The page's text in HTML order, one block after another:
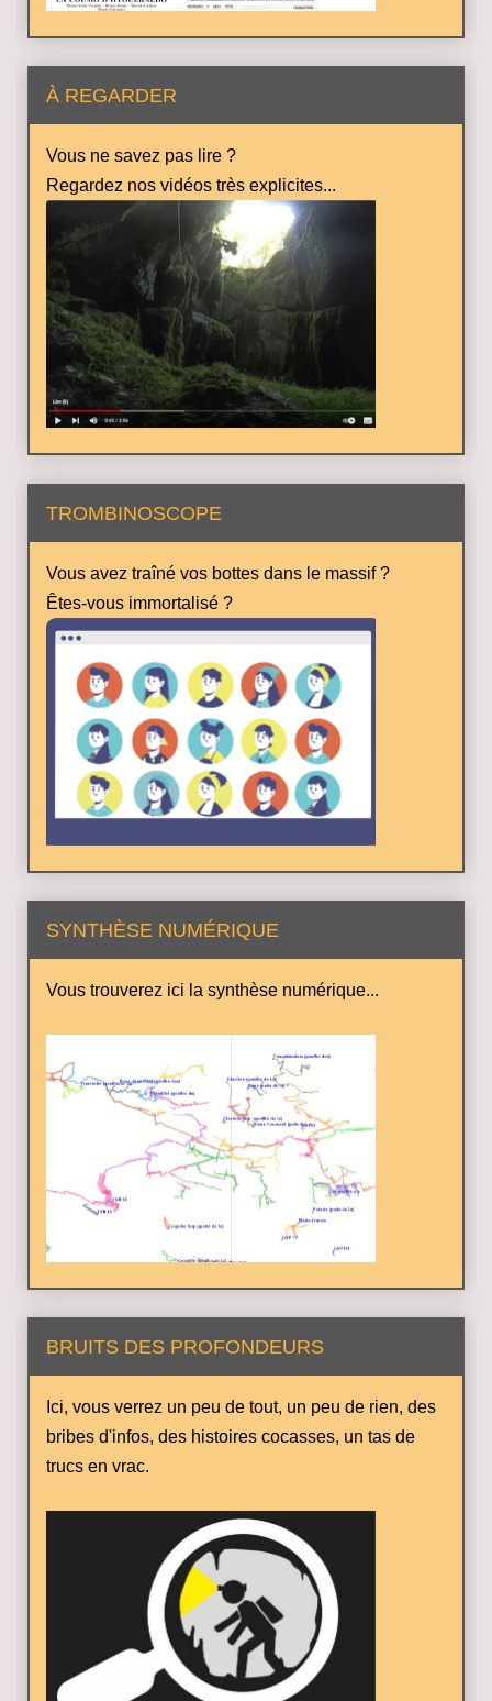
À REGARDER
Vous ne savez pas lire ?
Regardez nos vidéos très explicites...
TROMBINOSCOPE
Vous avez traîné vos bottes dans le massif ?
Êtes-vous immortalisé ?
SYNTHÈSE NUMÉRIQUE
Vous trouverez ici la synthèse numérique...
BRUITS DES PROFONDEURS
Ici, vous verrez un peu de tout, un peu de rien, des
bribes d'infos, des histoires cocasses, un tas de
trucs en vrac.